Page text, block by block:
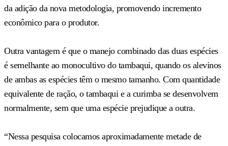
da adição da nova metodologia, promovendo incremento
econômico para o produtor.
Outra vantagem é que o manejo combinado das duas espécies
é semelhante ao monocultivo do tambaqui, quando os alevinos
de ambas as espécies têm o mesmo tamanho. Com quantidade
equivalente de ração, o tambaqui e a curimba se desenvolvem
normalmente, sem que uma espécie prejudique a outra.
“Nessa pesquisa colocamos aproximadamente metade de